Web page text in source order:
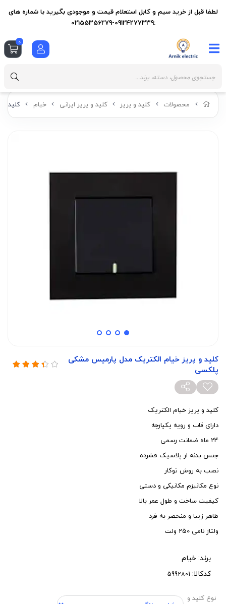
محصولات کلید و پریز کلید و پریز ایرانی خیام کلید
کلید و پریز خیام الکتریک مدل پارمیس مشکی
پلکسی
کلید و پریز خیام الکتریک
دارای قاب و رویه یکپارچه
24 ماه ضمانت رسمی
جنس بدنه از پلاسیک فشرده
نصب به روش توکار
نوع مکانیزم مکانیکی و دستی
کیفیت ساخت و طول عمر بالا
ظاهر زیبا و منحصر به فرد
ولتاژ نامی 250 ولت
برند:خیام
کدکالا:
نوع کلید و
لطفا قبل از خرید سیم و کابل استعلام قیمت و موجودی بگیرید با شماره های
:09124277339-02155356279
0